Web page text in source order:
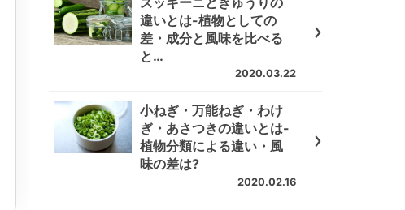
違いとは-植物としての
差・成分と風味を比べる
と…
2020.03.22
小ねぎ・万能ねぎ・わけ
ぎ・あさつきの違いとは-
植物分類による違い・風
味の差は?
2020.02.16